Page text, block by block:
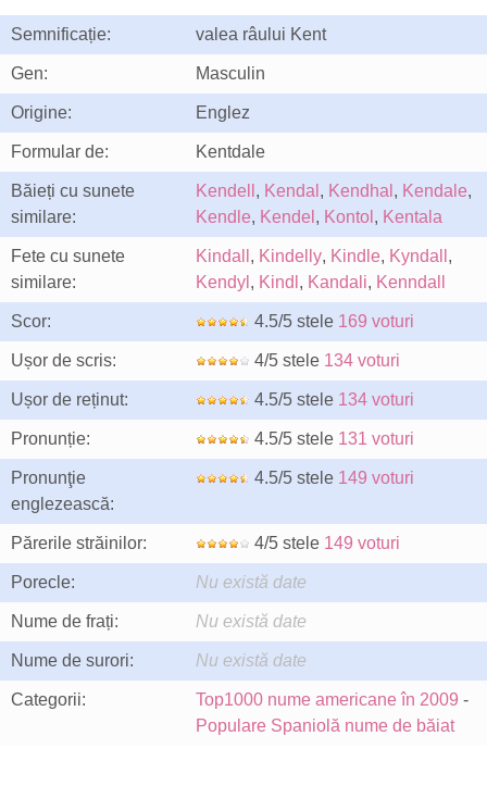
Semnificație: valea râului Kent
Gen: Masculin
Origine: Englez
Formular de: Kentdale
Băieți cu sunete
similare:
Kendell , Kendal , Kendhal , Kendale,
Kendle, Kendel , Kontol , Kentala
Fete cu sunete
similare:
Kindall , Kindelly, Kindle, Kyndall ,
Kendyl , Kindl , Kandali, Kenndall
Scor: 4.5/5 stele 169 voturi
Ușor de scris: 4/5 stele 134 voturi
Ușor de reținut: 4.5/5 stele 134 voturi
Pronunție: 4.5/5 stele 131 voturi
Pronunţie
englezească:
4.5/5 stele 149 voturi
Părerile străinilor: 4/5 stele 149 voturi
Porecle: Nu există date
Nume de frați: Nu există date
Nume de surori: Nu există date
Categorii: Top1000 nume americane în 2009 -
Populare Spaniolă nume de băiat